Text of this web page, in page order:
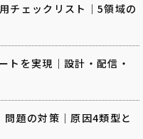
ェックリスト｜5領域の
を実現｜設計・配信・
題の対策｜原因4類型と